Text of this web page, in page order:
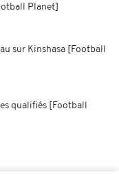
Planet]
sur Kinshasa [Football
qualifiés [Football